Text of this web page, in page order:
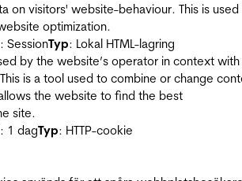
on visitors' website-behaviour. This is
optimization.
: SessionTyp: Lokal HTML-lagring
by the website’s operator in context with
is a tool used to combine or change
the website to find the best
site.
: 1 dagTyp: HTTP-cookie